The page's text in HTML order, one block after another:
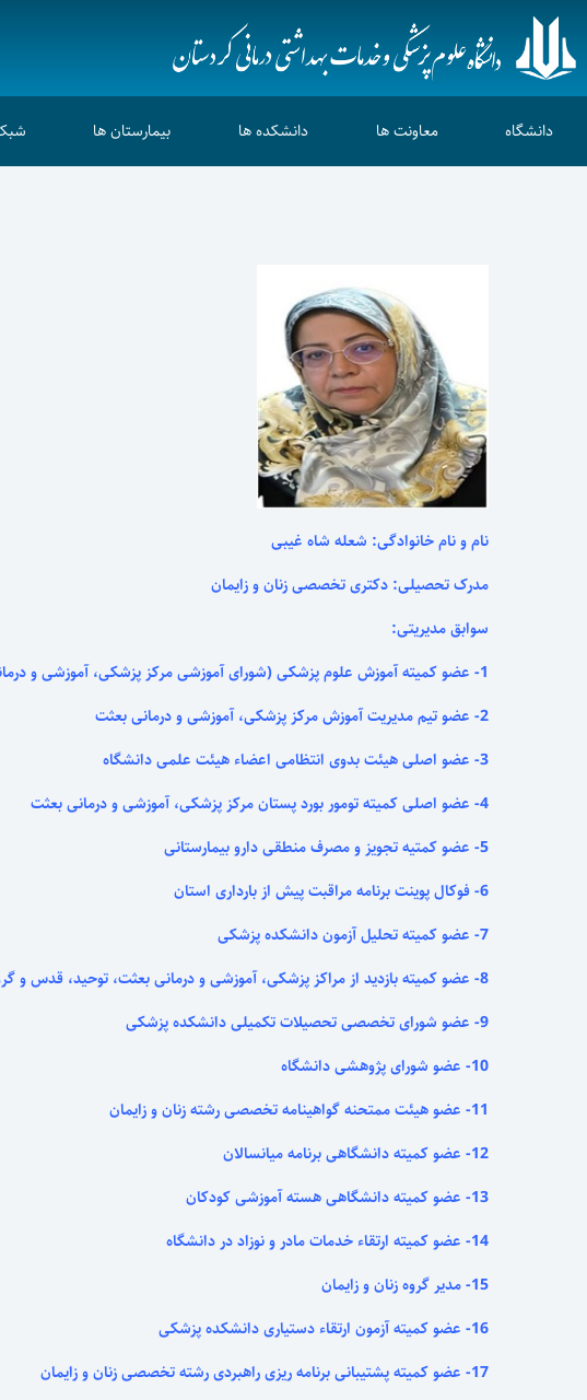
دانشگاه معاونت ها دانشکده ها بیمارستان ها
نام و نام خانوادگی: شعله شاه غیبی
مدرک تحصیلی: دکتری تخصصی زنان و زایمان
سوابق مدیریتی:
1- عضو کمیته آموزش علوم پزشکی (شورای آموزشی مرکز پزشکی، آموزشی و درمانی بعثت)
2- عضو تیم مدیریت آموزش مرکز پزشکی، آموزشی و درمانی بعثت
3- عضو اصلی هیئت بدوی انتظامی اعضاء هیئت علمی دانشگاه
4- عضو اصلی کمیته تومور بورد پستان مرکز پزشکی، آموزشی و درمانی بعثت
5- عضو کمتیه تجویز و مصرف منطقی دارو بیمارستانی
6- فوکال پوینت برنامه مراقبت پیش از بارداری استان
7- عضو کمیته تحلیل آزمون دانشکده پزشکی
8- عضو کمیته بازدید از مراکز پزشکی، آموزشی و درمانی بعثت، توحید، قدس و گروههای آموزشی ذیربط
9- عضو شورای تخصصی تحصیلات تکمیلی دانشکده پزشکی
10- عضو شورای پژوهشی دانشگاه
11- عضو هیئت ممتحنه گواهینامه تخصصی رشته زنان و زایمان
12- عضو کمیته دانشگاهی برنامه میانسالان
13- عضو کمیته دانشگاهی هسته آموزشی کودکان
14- عضو کمیته ارتقاء خدمات مادر و نوزاد در دانشگاه
15- مدیر گروه زنان و زایمان
16- عضو کمیته آزمون ارتقاء دستیاری دانشکده پزشکی
17- عضو کمیته پشتیبانی برنامه ریزی راهبردی رشته تخصصی زنان و زایمان